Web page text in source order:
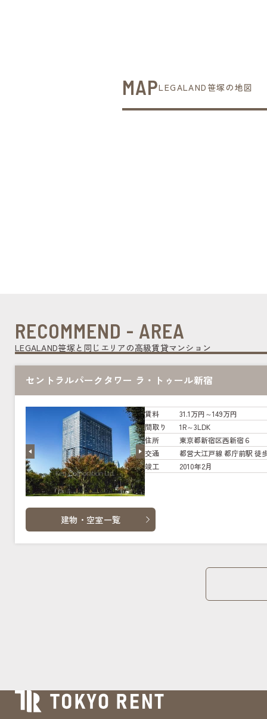
MAPLEGALAND笹塚の地図
RECOMMEND - AREA
LEGALAND笹塚と同じエリアの高級賃貸マンション
セントラルパークタワー ラ・トゥール新宿
賃料
31.1万円～149万円
間取り
1R～3LDK
住所
東京都新宿区西新宿６
交通
都営大江戸線 都庁前駅 徒
竣工
2010年2月
建物・空室一覧